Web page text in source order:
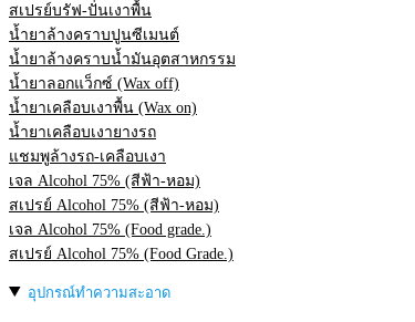
สเปรย์บรัฟ-ปั่นเงาพื้น
น้ำยาล้างคราบปูนซีเมนต์
น้ำยาล้างคราบน้ำมันอุตสาหกรรม
น้ำยาลอกแว็กซ์ (Wax off)
น้ำยาเคลือบเงาพื้น (Wax on)
น้ำยาเคลือบเงายางรถ
แชมพูล้างรถ-เคลือบเงา
เจล Alcohol 75% (สีฟ้า-หอม)
สเปรย์ Alcohol 75% (สีฟ้า-หอม)
เจล Alcohol 75% (Food grade.)
สเปรย์ Alcohol 75% (Food Grade.)
อุปกรณ์ทำความสะอาด